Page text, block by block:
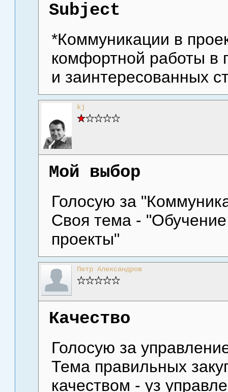
Subject
*Коммуникации в
комфортной работы в
и заинтересованных
kj
Мой выбор
Голосую за
Своя тема -
проекты"
Петр Александров
Качество
Голосую за
Тема правильных
качеством - уз